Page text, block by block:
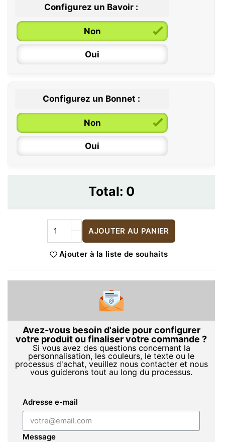
Configurez un Bavoir :
Non
Oui
Configurez un Bonnet :
Non
Oui
Total: 0
AJOUTER AU PANIER
Ajouter à la liste de souhaits
Avez-vous besoin d'aide pour configurer
votre produit ou finaliser votre commande ?
Si vous avez des questions concernant la
personnalisation, les couleurs, le texte ou le
processus d'achat, veuillez nous contacter et nous
vous guiderons tout au long du processus.
Adresse e-mail
Message